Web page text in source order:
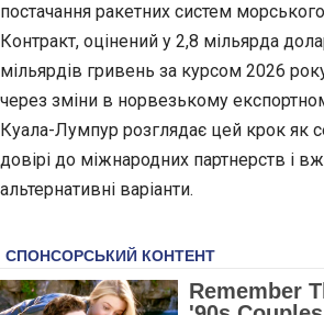
постачання ракетних систем
Контракт, оцінений у 2,8 мільярда
мільярдів гривень за курсом 2026
через зміни в норвезькому
Куала-Лумпур розглядає цей крок як
довірі до міжнародних партнерств і
альтернативні варіанти.